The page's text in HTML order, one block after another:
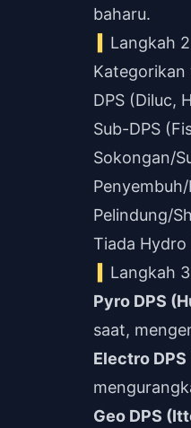
baharu.
Langkah
Kategorikan
DPS (Diluc,
Sub-DPS
Sokongan/
Pelindung/
Tiada Hydro
Langkah
Pyro DPS
saat,
Electro DPS
Geo DPS